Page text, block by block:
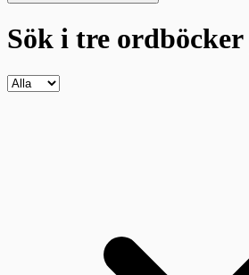
Sök i tre ordböcker